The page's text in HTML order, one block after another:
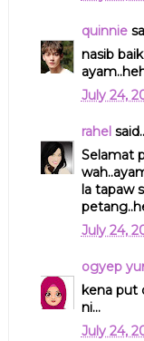
quinnie
nasib
July 24,
rahel
Selamat
la tapaw
July 24,
ogyep
kena put
ni...
July 24,